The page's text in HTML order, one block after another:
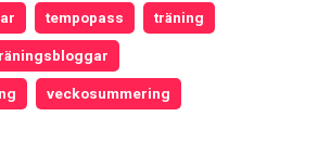
tempopass träning
veckosummering